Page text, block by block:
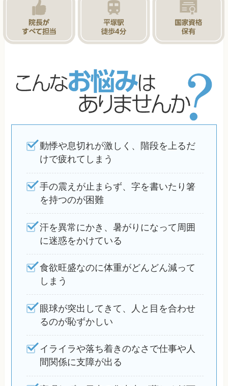
動悸や息切れが激しく、階段を上るだ
けで疲れてしまう
手の震えが止まらず、字を書いたり箸
を持つのが困難
汗を異常にかき、暑がりになって周囲
に迷惑をかけている
食欲旺盛なのに体重がどんどん減って
しまう
眼球が突出してきて、人と目を合わせ
るのが恥ずかしい
イライラや落ち着きのなさで仕事や人
間関係に支障が出る